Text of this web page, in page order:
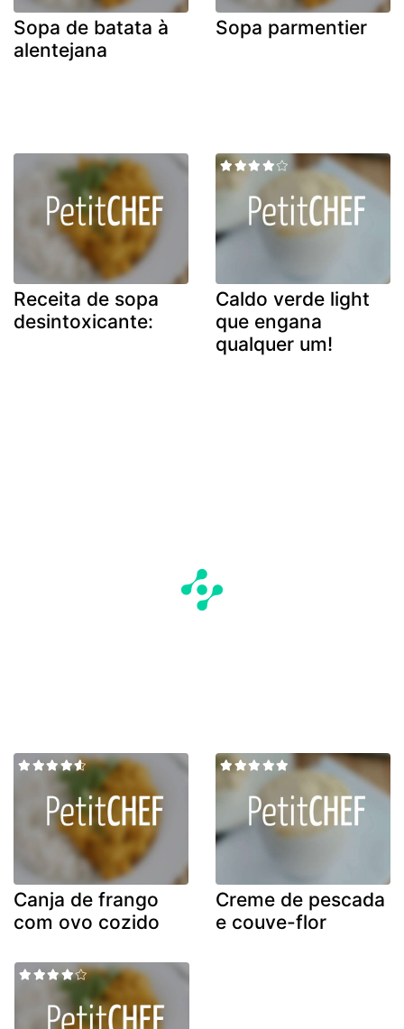
Sopa de batata à
alentejana
Sopa parmentier
Receita de sopa
desintoxicante:
Caldo verde light
que engana
qualquer um!
Canja de frango
com ovo cozido
Creme de pescada
e couve-flor